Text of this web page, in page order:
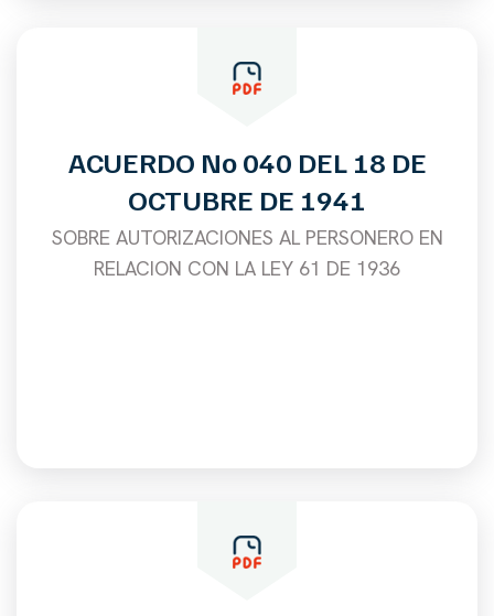
ACUERDO No 040 DEL 18 DE
OCTUBRE DE 1941
SOBRE AUTORIZACIONES AL PERSONERO EN
RELACION CON LA LEY 61 DE 1936